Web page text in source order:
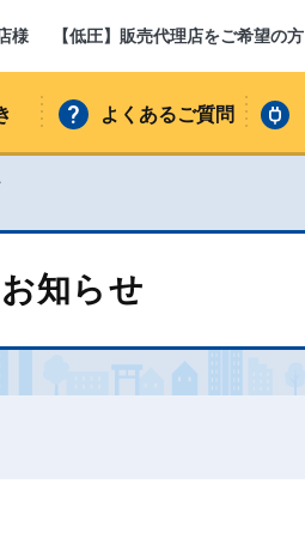
様 【低圧】販売代理店をご希望の方
よくあるご質問
お知らせ